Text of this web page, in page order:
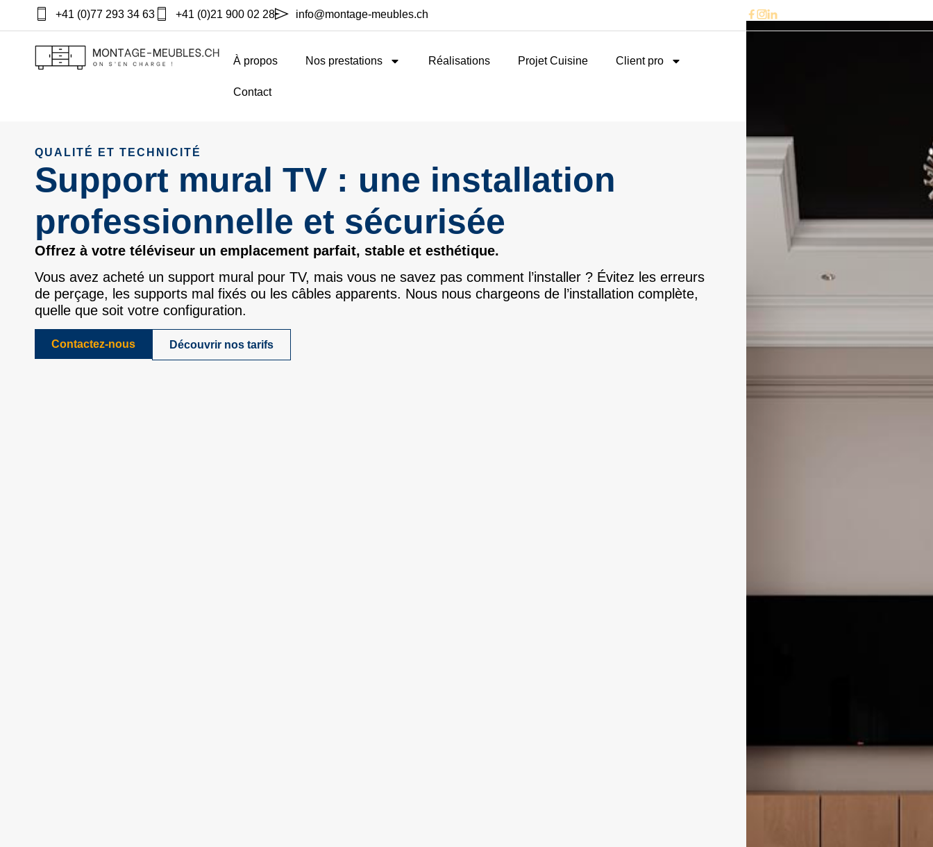
+41 (0)77 293 34 63 +41 (0)21 900 02 28 info@montage-meubles.ch
À propos Nos prestations Réalisations Projet Cuisine Client pro
Contact
QUALITÉ ET TECHNICITÉ
Support mural TV : une installation
professionnelle et sécurisée
Offrez à votre téléviseur un emplacement parfait, stable et esthétique.
Vous avez acheté un support mural pour TV, mais vous ne savez pas comment l’installer ? Évitez les erreurs
de perçage, les supports mal fixés ou les câbles apparents. Nous nous chargeons de l’installation complète,
quelle que soit votre configuration.
Contactez-nous Découvrir nos tarifs